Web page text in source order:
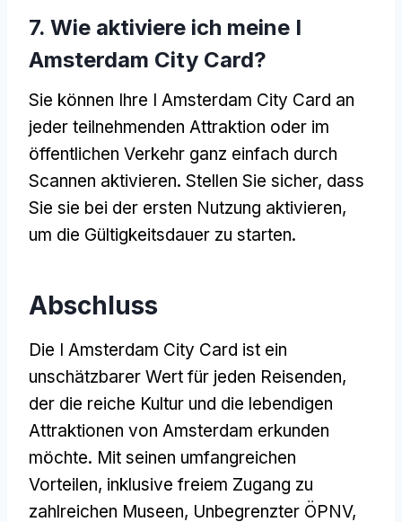
7. Wie aktiviere ich meine I
Amsterdam City Card?
Sie können Ihre I Amsterdam City Card an
jeder teilnehmenden Attraktion oder im
öffentlichen Verkehr ganz einfach durch
Scannen aktivieren. Stellen Sie sicher, dass
Sie sie bei der ersten Nutzung aktivieren,
um die Gültigkeitsdauer zu starten.
Abschluss
Die I Amsterdam City Card ist ein
unschätzbarer Wert für jeden Reisenden,
der die reiche Kultur und die lebendigen
Attraktionen von Amsterdam erkunden
möchte. Mit seinen umfangreichen
Vorteilen, inklusive freiem Zugang zu
zahlreichen Museen, Unbegrenzter ÖPNV,